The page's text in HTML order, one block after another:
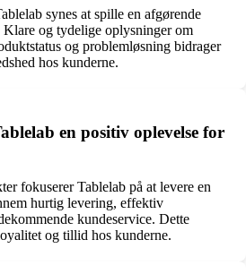
synes at spille en afgørende
og tydelige oplysninger om
og problemløsning bidrager
hos kunderne.
en positiv oplevelse for
fokuserer Tablelab på at levere en
hurtig levering, effektiv
kundeservice. Dette
og tillid hos kunderne.